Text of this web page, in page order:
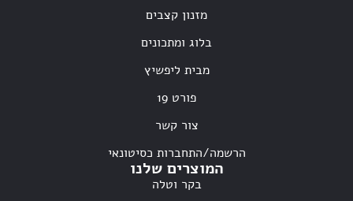
מזנון קצבים
בלוג ומתכונים
מבית ליפשיץ
פורט 19
צור קשר
הרשמה/התחברות כסיטונאי
המוצרים שלנו
בקר וטלה